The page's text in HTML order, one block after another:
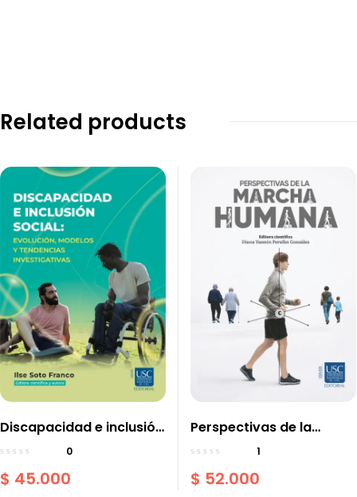
Related products
Discapacidad e inclusión
social: evolución,
investigativas
0
$ 45.000
Perspectivas de la
marcha humana
1
$ 52.000